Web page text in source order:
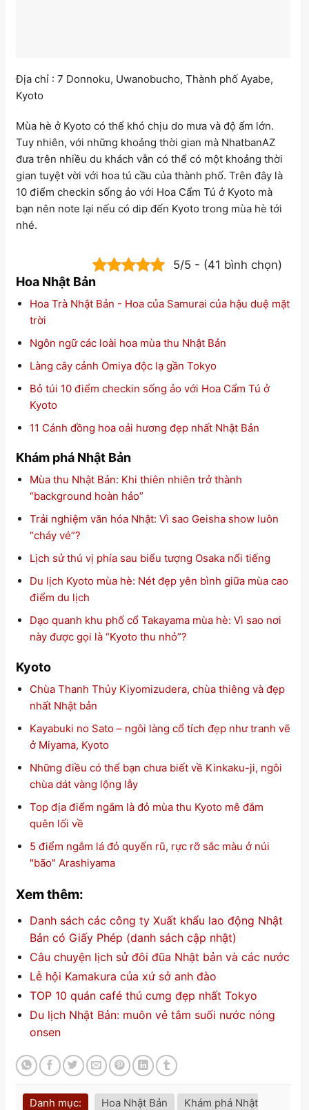
Địa chỉ : 7 Donnoku, Uwanobucho, Thành phố Ayabe,
Kyoto
Mùa hè ở Kyoto có thể khó chịu do mưa và độ ẩm lớn.
Tuy nhiên, với những khoảng thời gian mà NhatbanAZ
đưa trên nhiều du khách vẫn có thể có một khoảng thời
gian tuyệt vời với hoa tú cầu của thành phố. Trên đây là
10 điểm checkin sống ảo với Hoa Cẩm Tú ở Kyoto mà
bạn nên note lại nếu có dip đến Kyoto trong mùa hè tới
nhé.
5/5 - (41 bình chọn)
Hoa Nhật Bản
Hoa Trà Nhật Bản - Hoa của Samurai của hậu duệ mặt
trời
Ngôn ngữ các loài hoa mùa thu Nhật Bản
Làng cây cảnh Omiya độc lạ gần Tokyo
Bỏ túi 10 điểm checkin sống ảo với Hoa Cẩm Tú ở
Kyoto
11 Cánh đồng hoa oải hương đẹp nhất Nhật Bản
Khám phá Nhật Bản
Mùa thu Nhật Bản: Khi thiên nhiên trở thành
“background hoàn hảo”
Trải nghiệm văn hóa Nhật: Vì sao Geisha show luôn
“cháy vé”?
Lịch sử thú vị phía sau biểu tượng Osaka nổi tiếng
Du lịch Kyoto mùa hè: Nét đẹp yên bình giữa mùa cao
điểm du lịch
Dạo quanh khu phố cổ Takayama mùa hè: Vì sao nơi
này được gọi là “Kyoto thu nhỏ”?
Kyoto
Chùa Thanh Thủy Kiyomizudera, chùa thiêng và đẹp
nhất Nhật bản
Kayabuki no Sato – ngôi làng cổ tích đẹp như tranh vẽ
ở Miyama, Kyoto
Những điều có thể bạn chưa biết về Kinkaku-ji, ngôi
chùa dát vàng lộng lẫy
Top địa điểm ngắm là đỏ mùa thu Kyoto mê đắm
quên lối về
5 điểm ngắm lá đỏ quyến rũ, rực rỡ sắc màu ở núi
"bão" Arashiyama
Xem thêm:
Danh sách các công ty Xuất khẩu lao động Nhật
Bản có Giấy Phép (danh sách cập nhật)
Câu chuyện lịch sử đôi đũa Nhật bản và các nước
Lễ hội Kamakura của xứ sở anh đào
TOP 10 quán café thú cưng đẹp nhất Tokyo
Du lịch Nhật Bản: muôn vẻ tắm suối nước nóng
onsen
Danh mục: Hoa Nhật Bản
Khám phá Nhật